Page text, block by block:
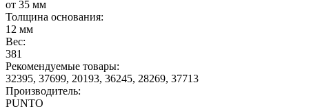
от 35 мм
Толщина основания:
12 мм
Вес:
381
Рекомендуемые товары:
32395, 37699, 20193, 36245, 28269, 37713
Производитель:
PUNTO